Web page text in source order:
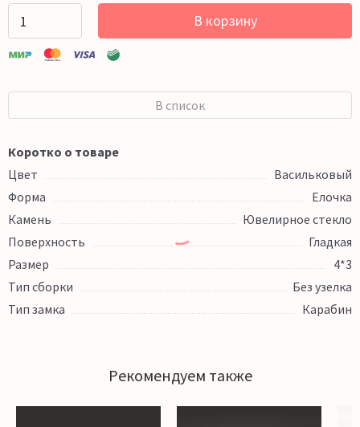
В корзину
В список
Коротко о товаре
Цвет
Васильковый
Форма
Елочка
Камень
Ювелирное стекло
Поверхность
Гладкая
Размер
4*3
Тип сборки
Без узелка
Тип замка
Карабин
Рекомендуем также